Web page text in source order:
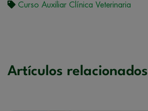
Curso Auxiliar Clínica Veterinaria
Artículos relacionados